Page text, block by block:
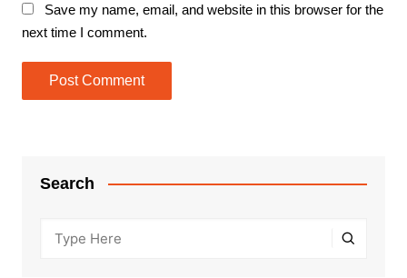
Save my name, email, and website in this browser for the
next time I comment.
Search